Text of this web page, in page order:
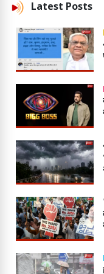
Latest Posts